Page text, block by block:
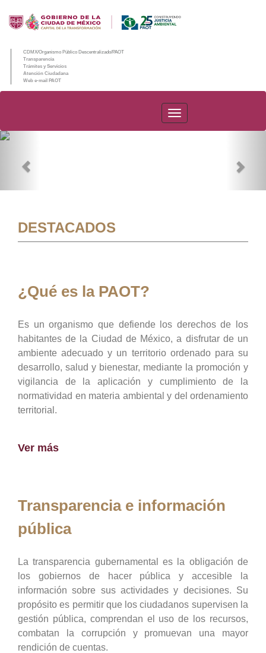
CDMX/Organismo Público Descentralizado/PAOT
Transparencia
Trámites y Servicios
Atención Ciudadana
Web e-mail PAOT
PAOT
DESTACADOS
¿Qué es la PAOT?
Es un organismo que defiende los derechos de los
habitantes de la Ciudad de México, a disfrutar de un
ambiente adecuado y un territorio ordenado para su
desarrollo, salud y bienestar, mediante la promoción y
vigilancia de la aplicación y cumplimiento de la
normatividad en materia ambiental y del ordenamiento
territorial.
Ver más
Transparencia e información
pública
La transparencia gubernamental es la obligación de
los gobiernos de hacer pública y accesible la
información sobre sus actividades y decisiones. Su
propósito es permitir que los ciudadanos supervisen la
gestión pública, comprendan el uso de los recursos,
combatan la corrupción y promuevan una mayor
rendición de cuentas.